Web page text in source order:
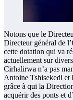
Notons que le
Directeur général de
cette dotation qui va
actuellement sur
Cirhalirwa n’a pas
Antoine Tshisekedi
grâce à qui la
acquérir des ponts et